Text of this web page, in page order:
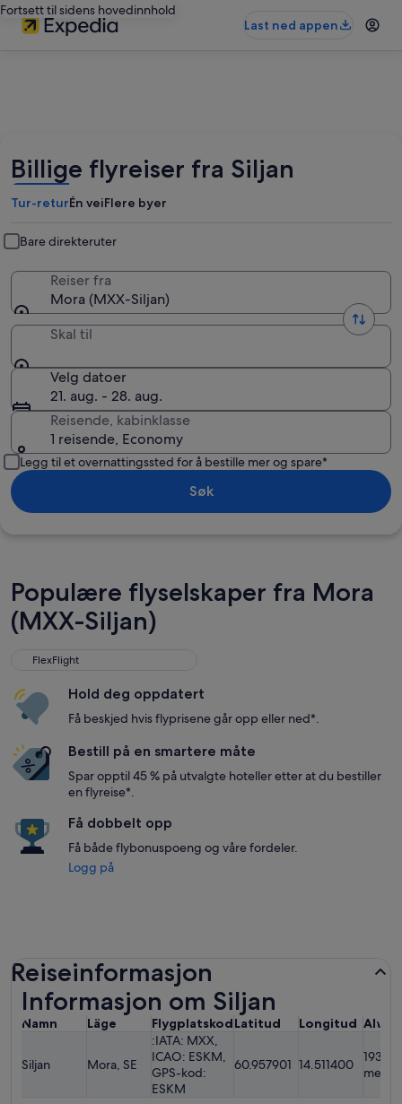
Fortsett til sidens hovedinnhold
Last ned appen
Billige flyreiser fra Siljan
Tur-returÉn veiFlere byer
Bare direkteruter
Reiser fra
Mora (MXX-Siljan)
Skal til
Velg datoer
21. aug. - 28. aug.
Reisende, kabinklasse
1 reisende, Economy
Legg til et overnattingssted for å bestille mer og spare*
Søk
Populære flyselskaper fra Mora
(MXX-Siljan)
FlexFlight
Hold deg oppdatert
Få beskjed hvis flyprisene går opp eller ned*.
Bestill på en smartere måte
Spar opptil 45 % på utvalgte hoteller etter at du bestiller
en flyreise*.
Få dobbelt opp
Få både flybonuspoeng og våre fordeler.
Logg på
Reiseinformasjon
Informasjon om Siljan
Namn Läge FlygplatskodLatitud Longitud
Siljan Mora, SE
:IATA: MXX,
ICAO: ESKM,
GPS-kod:
ESKM
60.957901 14.511400
193.24
meter